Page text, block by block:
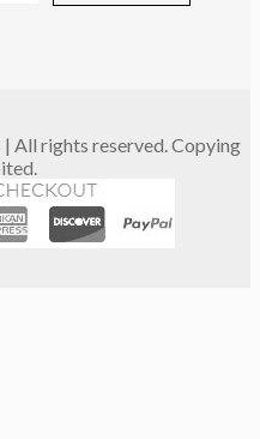
rights reserved. Copying